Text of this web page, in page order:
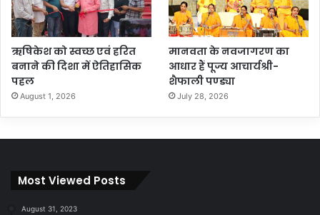
ऋषिकेश को स्वच्छ एवं हरित
बनाने की दिशा में ऐतिहासिक
पहल
August 1, 2026
मानवता के नवजागरण का
आधार हैं पूज्य आचार्यश्री-
शैफाली पण्ड्या
July 28, 2026
Most Viewed Posts
August 31, 2023